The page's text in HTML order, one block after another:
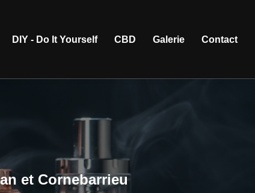
DIY - Do It Yourself CBD Galerie Contact
et Cornebarrieu